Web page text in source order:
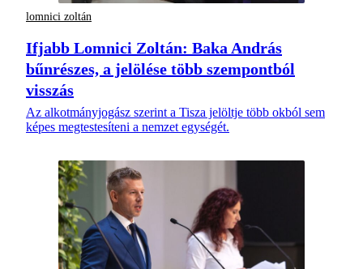
lomnici zoltán
Ifjabb Lomnici Zoltán: Baka András
bűnrészes, a jelölése több szempontból
visszás
Az alkotmányjogász szerint a Tisza jelöltje több okból sem
képes megtestesíteni a nemzet egységét.